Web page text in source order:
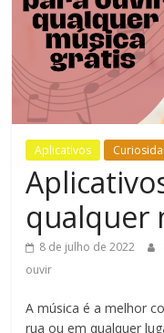
Estar
Aplicativos
qualquer
8 de julho de 2022
ouvir
A música é a melhor
rua ou em qualquer